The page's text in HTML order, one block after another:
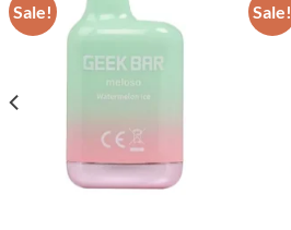
Sale! Sale!